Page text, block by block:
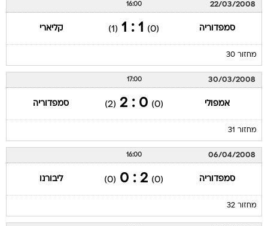
22/03/2008
16:00
סמפדוריה (0)
1 : 1
(1) קליארי
מחזור 30
30/03/2008
17:00
אמפולי (0)
0 : 2
(2) סמפדוריה
מחזור 31
06/04/2008
16:00
סמפדוריה (0)
2 : 0
(0) ליבורנו
מחזור 32